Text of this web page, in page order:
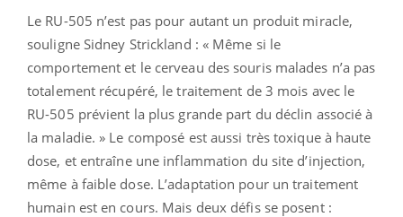
Le RU-505 n’est pas pour autant un produit miracle,
souligne Sidney Strickland : « Même si le
comportement et le cerveau des souris malades n’a pas
totalement récupéré, le traitement de 3 mois avec le
RU-505 prévient la plus grande part du déclin associé à
la maladie. » Le composé est aussi très toxique à haute
dose, et entraîne une inflammation du site d’injection,
même à faible dose. L’adaptation pour un traitement
humain est en cours. Mais deux défis se posent :